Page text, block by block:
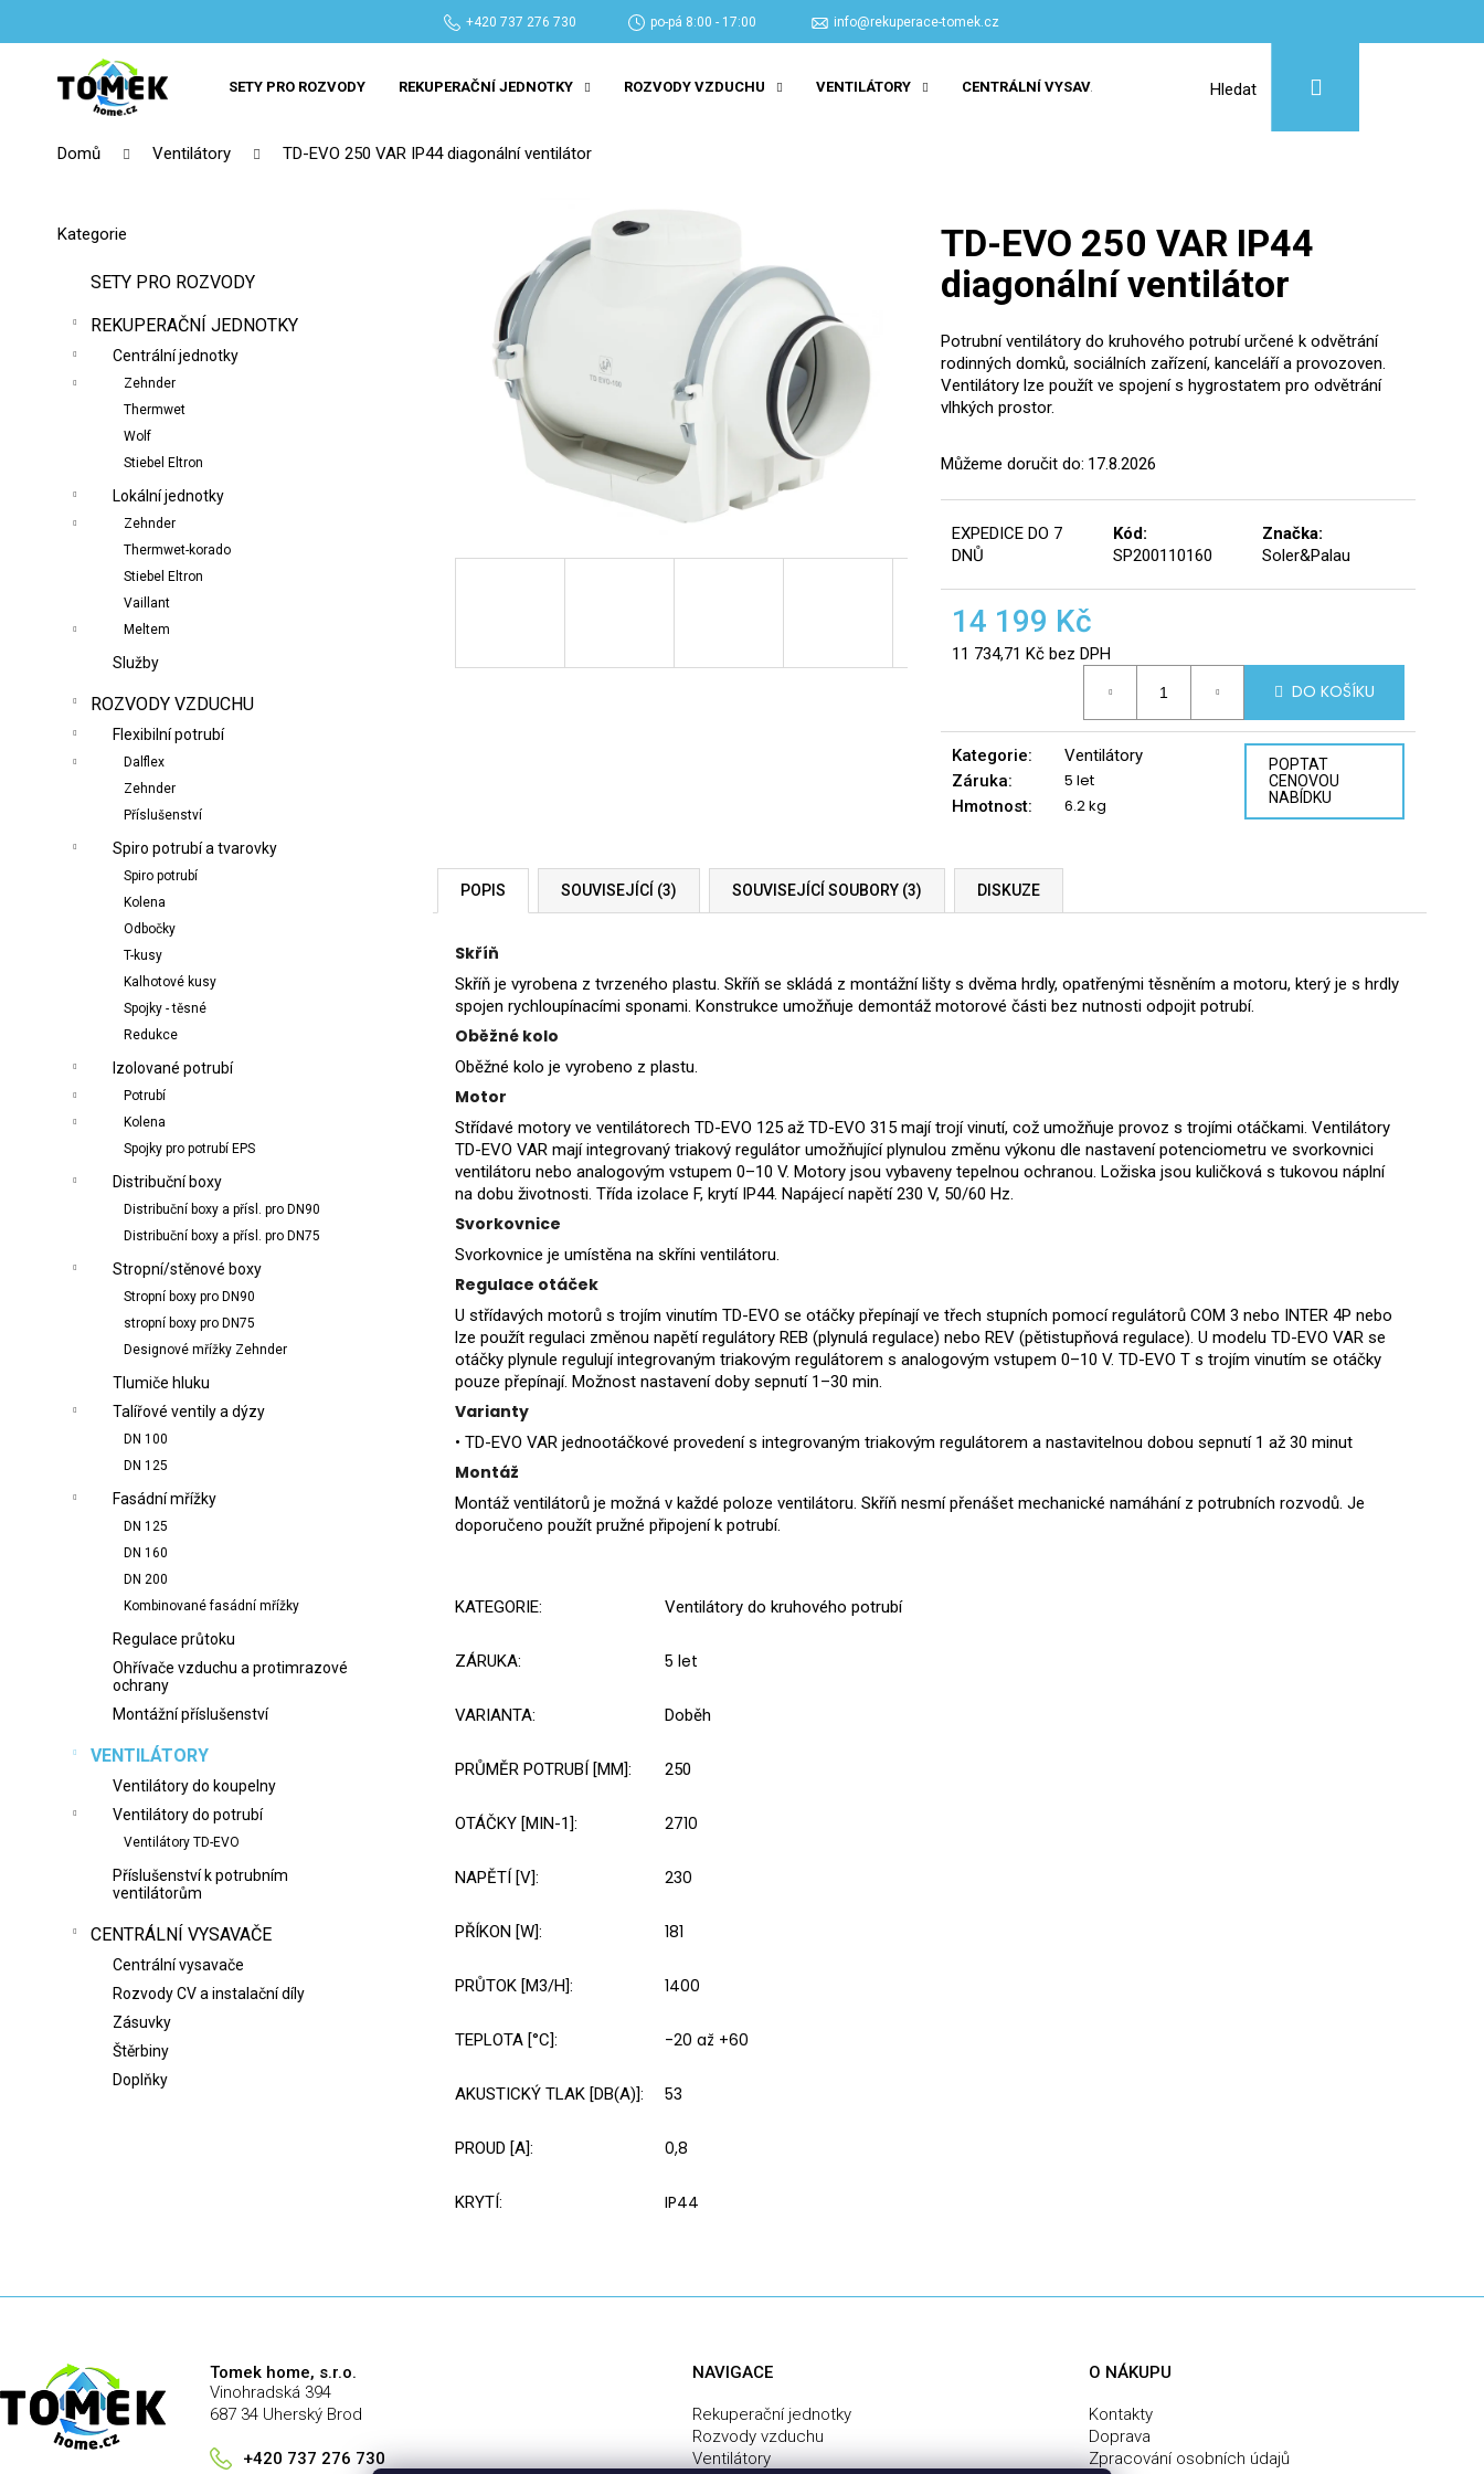
+420 737 276 730 po-pá 8:00 - 17:00 info@rekuperace-tomek.cz
SETY PRO ROZVODY REKUPERAČNÍ JEDNOTKY ROZVODY VZDUCHU VENTILÁTORY CENTRÁLNÍ VYSAVAČE SLUŽBYHledat
Domů Ventilátory TD-EVO 250 VAR IP44 diagonální ventilátor
Přeskočit
Kategorie
SETY PRO ROZVODY
REKUPERAČNÍ JEDNOTKY
Centrální jednotky
Zehnder
Thermwet
Wolf
Stiebel Eltron
Lokální jednotky
Zehnder
Thermwet-korado
Stiebel Eltron
Vaillant
Meltem
Služby
ROZVODY VZDUCHU
Flexibilní potrubí
Dalflex
Zehnder
Příslušenství
Spiro potrubí a tvarovky
Spiro potrubí
Kolena
Odbočky
T-kusy
Kalhotové kusy
Spojky - těsné
Redukce
Izolované potrubí
Potrubí
Kolena
Spojky pro potrubí EPS
Distribuční boxy
Distribuční boxy a přísl. pro DN90
Distribuční boxy a přísl. pro DN75
Stropní/stěnové boxy
Stropní boxy pro DN90
stropní boxy pro DN75
Designové mřížky Zehnder
Tlumiče hluku
Talířové ventily a dýzy
DN 100
DN 125
Fasádní mřížky
DN 125
DN 160
DN 200
Kombinované fasádní mřížky
Regulace průtoku
Ohřívače vzduchu a protimrazové
ochrany
Montážní příslušenství
VENTILÁTORY
Ventilátory do koupelny
Ventilátory do potrubí
Ventilátory TD-EVO
Příslušenství k potrubním
ventilátorům
CENTRÁLNÍ VYSAVAČE
Centrální vysavače
Rozvody CV a instalační díly
Zásuvky
Štěrbiny
Doplňky
TD-EVO 250 VAR IP44
diagonální ventilátor
Potrubní ventilátory do kruhového potrubí určené k odvětrání
rodinných domků, sociálních zařízení, kanceláří a provozoven.
Ventilátory lze použít ve spojení s hygrostatem pro odvětrání
vlhkých prostor.
Můžeme doručit do: 17.8.2026
EXPEDICE DO 7
DNŮ
Kód:
SP200110160
Značka:
Soler&Palau
14 199 Kč
11 734,71 Kč bez DPH
DO KOŠÍKU
Kategorie:
Ventilátory
Záruka: 5 let
Hmotnost: 6.2 kg
POPTAT
CENOVOU
NABÍDKU
POPIS SOUVISEJÍCÍ (3) SOUVISEJÍCÍ SOUBORY (3) DISKUZE
Skříň
Skříň je vyrobena z tvrzeného plastu. Skříň se skládá z montážní lišty s dvěma hrdly, opatřenými těsněním a motoru, který je s hrdly
spojen rychloupínacími sponami. Konstrukce umožňuje demontáž motorové části bez nutnosti odpojit potrubí.
Oběžné kolo
Oběžné kolo je vyrobeno z plastu.
Motor
Střídavé motory ve ventilátorech TD-EVO 125 až TD-EVO 315 mají trojí vinutí, což umožňuje provoz s trojími otáčkami. Ventilátory
TD-EVO VAR mají integrovaný triakový regulátor umožňující plynulou změnu výkonu dle nastavení potenciometru ve svorkovnici
ventilátoru nebo analogovým vstupem 0–10 V. Motory jsou vybaveny tepelnou ochranou. Ložiska jsou kuličková s tukovou náplní
na dobu životnosti. Třída izolace F, krytí IP44. Napájecí napětí 230 V, 50/60 Hz.
Svorkovnice
Svorkovnice je umístěna na skříni ventilátoru.
Regulace otáček
U střídavých motorů s trojím vinutím TD-EVO se otáčky přepínají ve třech stupních pomocí regulátorů COM 3 nebo INTER 4P nebo
lze použít regulaci změnou napětí regulátory REB (plynulá regulace) nebo REV (pětistupňová regulace). U modelu TD-EVO VAR se
otáčky plynule regulují integrovaným triakovým regulátorem s analogovým vstupem 0–10 V. TD-EVO T s trojím vinutím se otáčky
pouze přepínají. Možnost nastavení doby sepnutí 1–30 min.
Varianty
• TD-EVO VAR jednootáčkové provedení s integrovaným triakovým regulátorem a nastavitelnou dobou sepnutí 1 až 30 minut
Montáž
Montáž ventilátorů je možná v každé poloze ventilátoru. Skříň nesmí přenášet mechanické namáhání z potrubních rozvodů. Je
doporučeno použít pružné připojení k potrubí.
KATEGORIE: Ventilátory do kruhového potrubí
ZÁRUKA: 5 let
VARIANTA: Doběh
PRŮMĚR POTRUBÍ [MM]: 250
OTÁČKY [MIN-1]: 2710
NAPĚTÍ [V]: 230
PŘÍKON [W]: 181
PRŮTOK [M3/H]: 1400
TEPLOTA [°C]: -20 až +60
AKUSTICKÝ TLAK [DB(A)]: 53
PROUD [A]: 0,8
KRYTÍ: IP44
o
Zpět
do
obchodu
Zpět
do
obchodu
Doporučujeme
Tomek home, s.r.o.
Vinohradská 394
687 34 Uherský Brod
+420 737 276 730
NAVIGACE
Rekuperační jednotky
Rozvody vzduchu
Ventilátory
O NÁKUPU
Kontakty
Doprava
Zpracování osobních údajů